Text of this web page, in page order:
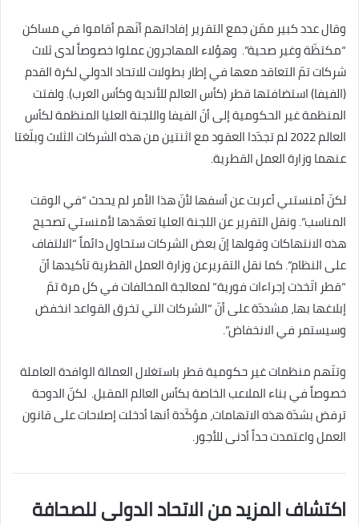
وقال عدد كبير ممّن جمع التقرير إفاداتهم أنّهم أقاموا في مساكن
“مكتظّة وغير صحية”. وهؤلاء المهاجرون عملوا خصوصاً لدى ثلاث
شركات تمّ التعاقد معها في إطار بطولات للاتحاد الدولي لكرة القدم
(الفيفا) استضافتها قطر (كأس العالم للأندية وكأس العرب). ولفتت
المنظمة غير الحكومية إلى أنّ الفيفا واللجنة العليا المنظمة لكأس
العالم 2022 لم تجدّدا العقود مع اثنتين من هذه الشركات الثلاث وبلّغتا
عنهما وزارة العمل القطرية.
لكنّ أمنستىي أعربت عن أسفها لأنّ هذا الأمر لم يحدث “في الوقت
المناسب”. ونقل التقرير عن اللجنة العليا تعهّدها لأمنستي تصحيح
هذه الانتهاكات وقولها إنّ بعض الشركات ستحاول دائماً “الالتفاف
على النظام”. كما نقل التقريرعن وزارة العمل القطرية تأكيدها أنّ
“قطر اتّخذت إجراءات فورية” لمعالجة المخالفات في كل مرة تمّ
إبلاغها بها، مشددّة على أنّ “الشركات التي تخرق القواعد انخفض
وسيستمر في الانخفاض”.
وتتّهم منظمات غير حكومية قطر باستغلال العمالة الوافدة العاملة
خصوصاً في بناء الملاعب الخاصة بكأس العالم المقبل. لكنّ الدوحة
ترفض بشدّة هذه الاتهامات، مؤكّدة أنها أدخلت إصلاحات على قانون
العمل واعتمدت حداً أدنى للأجور.
اكتشاف المزيد من الاتحاد الدولى للصحافة